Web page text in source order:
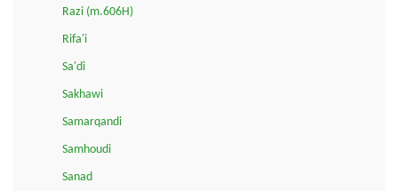
Razi (m.606H)
Rifa'i
Sa'di
Sakhawi
Samarqandi
Samhoudi
Sanad